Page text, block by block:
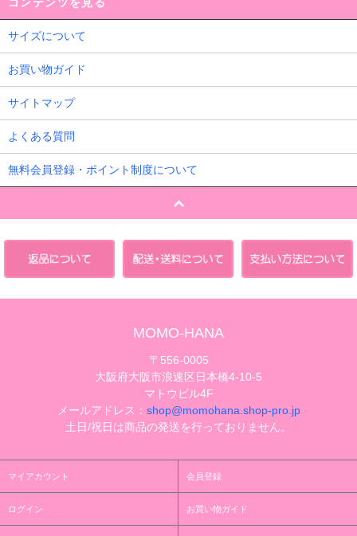
サイズについて
お買い物ガイド
サイトマップ
よくある質問
無料会員登録・ポイント制度について
MOMO-HANA
〒556-0005
大阪府大阪市浪速区日本橋4-10-5
マトウビル4F
メールアドレス： shop@momohana.shop-pro.jp
土日/祝日は商品の発送を行っておりません。
マイアカウント 会員登録
ログイン お買い物ガイド